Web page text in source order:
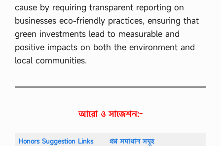
cause by requiring transparent reporting on
businesses eco-friendly practices, ensuring that
green investments lead to measurable and
positive impacts on both the environment and
local communities.
আরো ও সাজেশন:-
Honors Suggestion Links
প্রশ্ন সমাধান সমূহ